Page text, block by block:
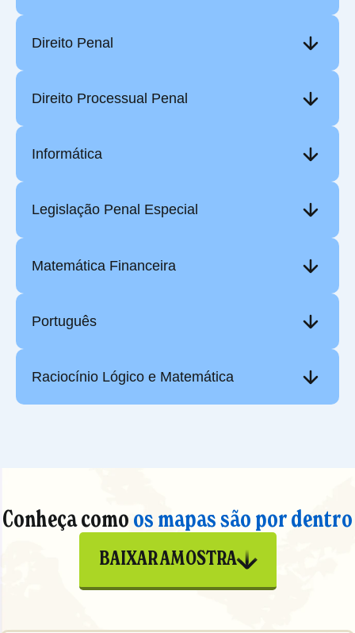
Direito Penal
Direito Processual Penal
Informática
Legislação Penal Especial
Matemática Financeira
Português
Raciocínio Lógico e Matemática
Conheça como os mapas são por dentro
BAIXAR AMOSTRA